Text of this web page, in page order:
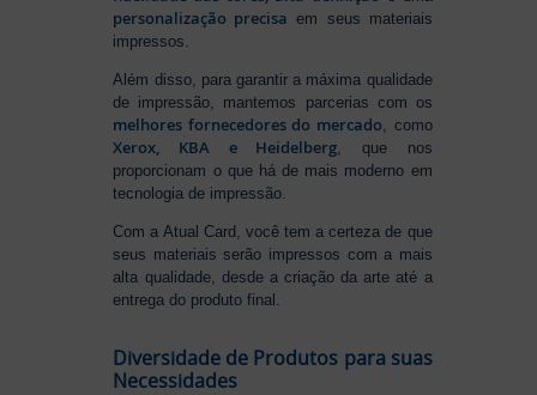
personalização precisa em seus materiais
impressos.
Além disso, para garantir a máxima qualidade
de impressão, mantemos parcerias com os
melhores fornecedores do mercado, como
Xerox, KBA e Heidelberg, que nos
proporcionam o que há de mais moderno em
tecnologia de impressão.
Com a Atual Card, você tem a certeza de que
seus materiais serão impressos com a mais
alta qualidade, desde a criação da arte até a
entrega do produto final.
Diversidade de Produtos para suas
Necessidades